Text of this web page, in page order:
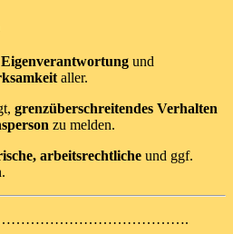
Eigenverantwortung und
aller.
grenzüberschreitendes Verhalten
zu melden.
arbeitsrechtliche und ggf.